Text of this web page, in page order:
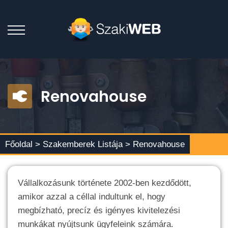
Renovahouse
Főoldal > Szakemberek Listája > Renovahouse
Vállalkozásunk története 2002-ben kezdődött,
amikor azzal a céllal indultunk el, hogy
megbízható, precíz és igényes kivitelezési
munkákat nyújtsunk ügyfeleink számára.